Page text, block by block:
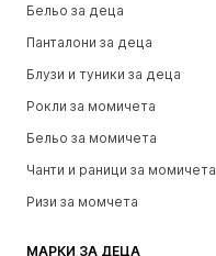
Бельо за деца
Панталони за деца
Блузи и туники за деца
Рокли за момичета
Бельо за момичета
Чанти и раници за момичета
Ризи за момчета
МАРКИ ЗА ДЕЦА